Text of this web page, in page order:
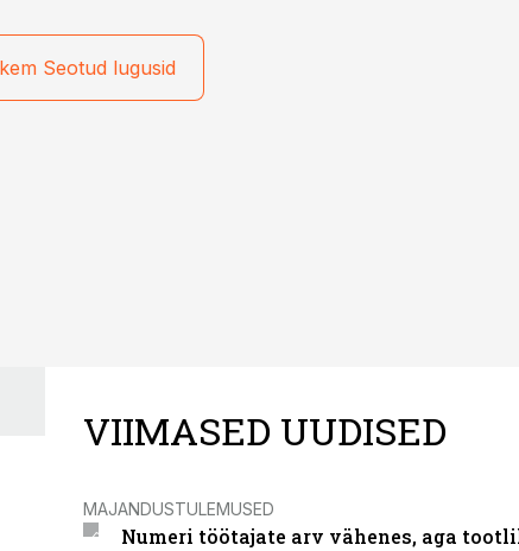
Seotud lugusid
VIIMASED UUDISED
MAJANDUSTULEMUSED
Numeri töötajate arv vähenes, aga